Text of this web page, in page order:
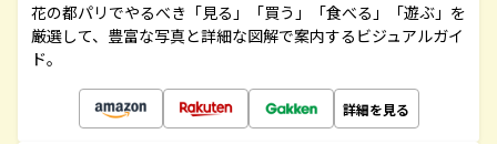
花の都パリでやるべき「見る」「買う」「食べる」「遊ぶ」を
厳選して、豊富な写真と詳細な図解で案内するビジュアルガイ
ド。
詳細を見る